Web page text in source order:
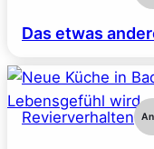
Das etwas
Revierverhalten